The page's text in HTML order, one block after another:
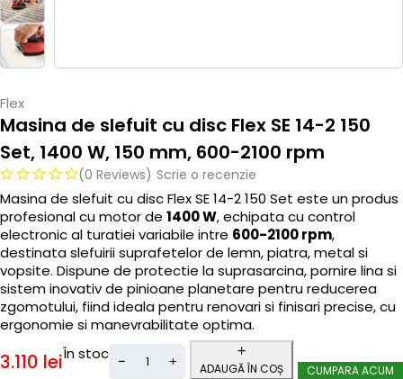
Flex
Masina de slefuit cu disc Flex SE 14-2 150
Set, 1400 W, 150 mm, 600-2100 rpm
(0 Reviews) Scrie o recenzie
Masina de slefuit cu disc Flex SE 14-2 150 Set este un produs
profesional cu motor de 1400 W, echipata cu control
electronic al turatiei variabile intre 600-2100 rpm,
destinata slefuirii suprafetelor de lemn, piatra, metal si
vopsite. Dispune de protectie la suprasarcina, pornire lina si
sistem inovativ de pinioane planetare pentru reducerea
zgomotului, fiind ideala pentru renovari si finisari precise, cu
ergonomie si manevrabilitate optima.
3.110 leiÎn stoc
ADAUGĂ ÎN COȘ CUMPARA ACUM